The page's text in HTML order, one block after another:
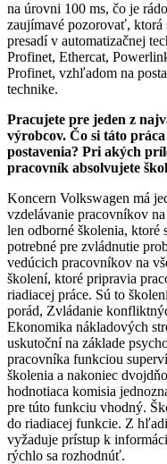
na úrovni 100 ms, čo je
zaujímavé pozorovať, ktorá
presadí v automatizačnej
Profinet, Ethercat,
Profinet, vzhľadom na
technike.
Pracujete pre jeden z
výrobcov. Čo si táto
postavenia? Pri akých
pracovník absolvujete
Koncern Volkswagen má
vzdelávanie pracovníkov
len odborné školenia, ktoré
potrebné pre zvládnutie
vedúcich pracovníkov na
školení, ktoré pripravia
riadiacej práce. Sú to
porád, Zvládanie
Ekonomika nákladových
uskutoční na základe
pracovníka funkciou
školenia a nakoniec
hodnotiaca komisia
pre túto funkciu vhodný.
do riadiacej funkcie. Z
vyžaduje prístup k
rýchlo sa rozhodnúť.